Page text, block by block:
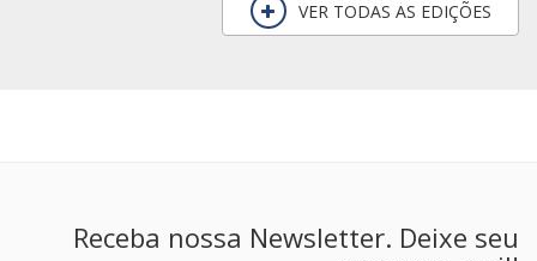
nome e e-mail!